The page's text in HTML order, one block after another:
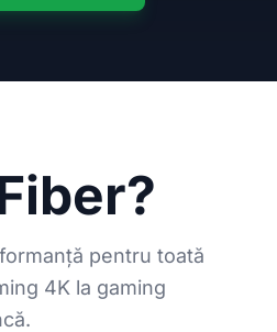
pentru toată
4K la gaming